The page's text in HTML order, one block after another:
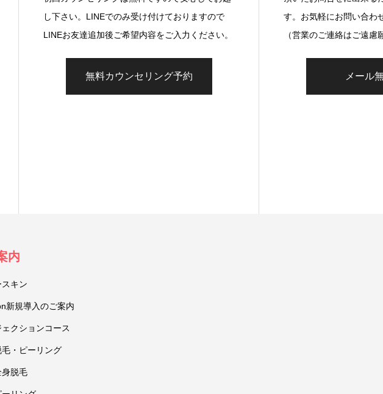
し下さい。LINEでのみ受け付けておりますので
LINEお友達追加後ご希望内容をご入力ください。
無料カウンセリング予約
す。お気軽にお問い合わ
（営業のご連絡はご遠慮
メール
内
スキン
新規導入のご案内
クションコース
・ピーリング
脱毛